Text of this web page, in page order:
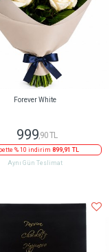
Forever White
999,90 TL
% 10 indirim 899,91 TL
Aynı Gün Teslimat